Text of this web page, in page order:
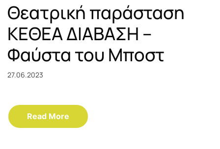
Θεατρική παράσταση
ΚΕΘΕΑ ΔΙΑΒΑΣΗ –
Φαύστα του Μποστ
27.06.2023
Read More